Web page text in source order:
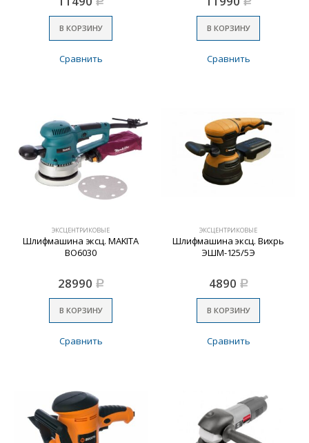
В КОРЗИНУ
Сравнить
В КОРЗИНУ
Сравнить
ЭКСЦЕНТРИКОВЫЕ
Шлифмашина эксц. MAKITA
BO6030
28990 Р
В КОРЗИНУ
Сравнить
ЭКСЦЕНТРИКОВЫЕ
Шлифмашина эксц. Вихрь
ЭШМ-125/5Э
4890 Р
В КОРЗИНУ
Сравнить